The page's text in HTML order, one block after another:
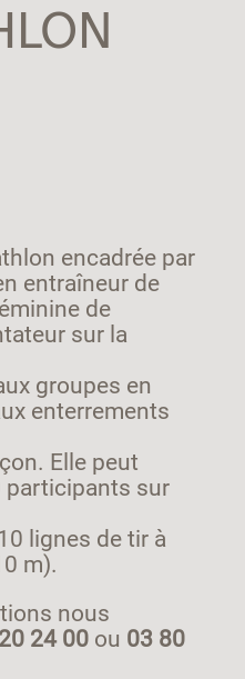
encadrée par
entraîneur de
de
sur la
groupes en
enterrements
Elle peut
participants sur
lignes de tir à
m).
nous
24 00ou 03 80